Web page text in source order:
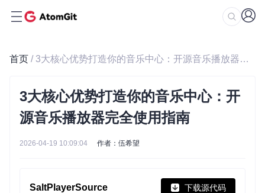
首页 / 3大核心优势打造你的音乐中心：开源音乐播放器完全使用指南
3大核心优势打造你的音乐中心：开
源音乐播放器完全使用指南
2026-04-19 10:09:04 作者：伍希望
SaltPlayerSource 下载源代码